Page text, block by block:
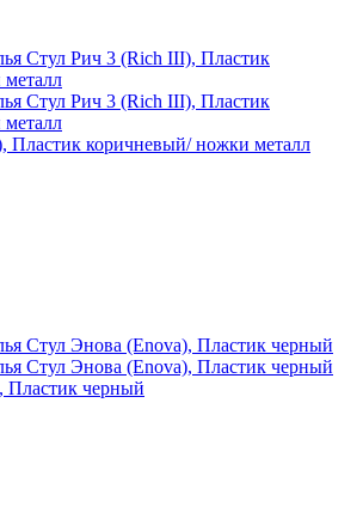
Пластик коричневый/ ножки металл
Пластик черный